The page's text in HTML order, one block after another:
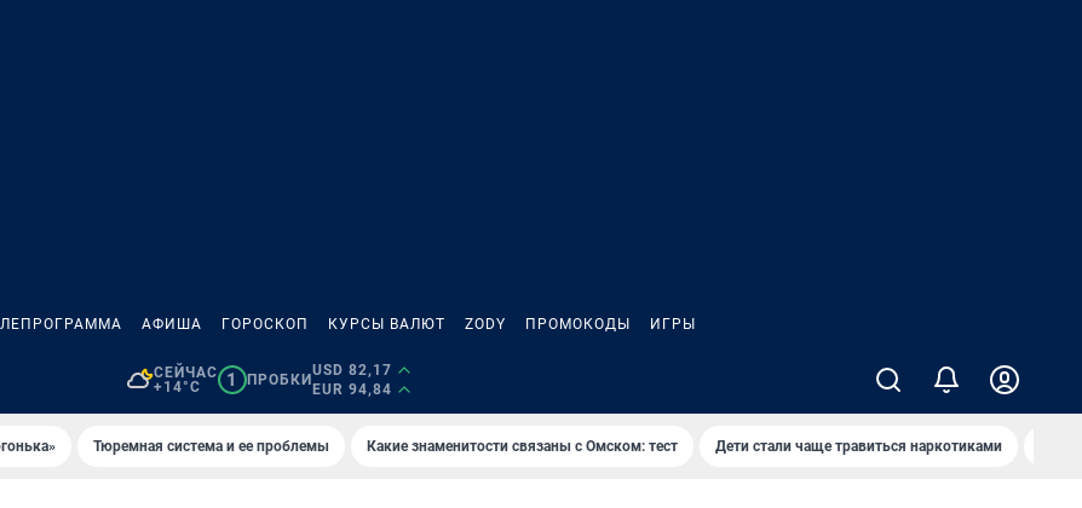
АФИША ГОРОСКОП КУРСЫ ВАЛЮТ ZODY ПРОМОКОДЫ ИГРЫ
СЕЙЧАС
+14°C
1 ПРОБКИ
USD 82,17
EUR 94,84
Тюремная система и ее проблемы Какие знаменитости связаны с Омском: тест Дети стали чаще травиться наркотиками